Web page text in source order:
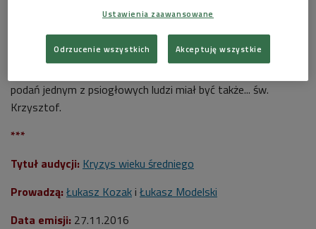
starożytnej Grecji, ale ich rodowód jest jeszcze starszy -
pierwowzorem mógł być panteon egipskich bogów. W
średniowieczu kynokefale stały się krwiożerczymi kanibalami,
podań jednym z psiogłowych ludzi miał być także... św.
Krzysztof.
***
Tytuł audycji: Kryzys wieku średniego
Prowadzą: Łukasz Kozak i Łukasz Modelski
Data emisji: 27.11.2016
Ustawienia zaawansowane
Odrzucenie wszystkich Akceptuję wszystkie